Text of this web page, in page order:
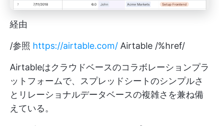
経由
/参照 https://airtable.com/ Airtable /%href/
Airtableはクラウドベースのコラボレーションプラ
ットフォームで、スプレッドシートのシンプルさ
とリレーショナルデータベースの複雑さを兼ね備
えている。